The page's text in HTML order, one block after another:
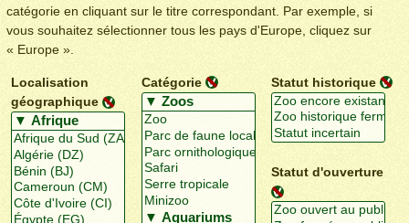
catégorie en cliquant sur le titre correspondant. Par exemple, si
vous souhaitez sélectionner tous les pays d'Europe, cliquez sur
« Europe ».
Localisation
géographique
Catégorie Statut historique
Statut d'ouverture